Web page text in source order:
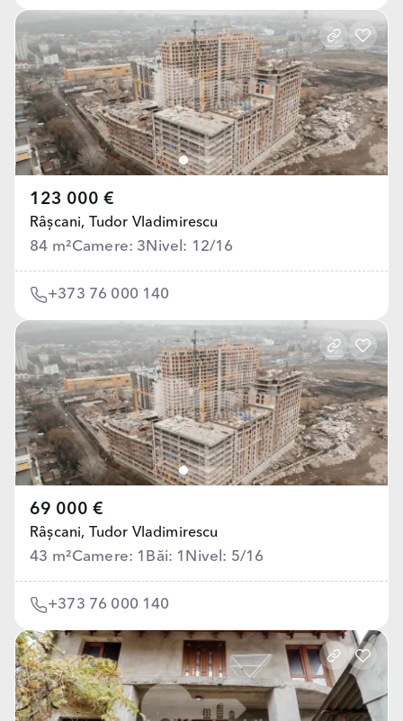
123 000 €
Râșcani, Tudor Vladimirescu
84 m²Camere: 3 Nivel: 12/16
+373 76 000 140
69 000 €
Râșcani, Tudor Vladimirescu
43 m²Camere: 1 Băi: 1 Nivel: 5/16
+373 76 000 140